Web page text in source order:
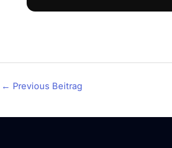
← Previous Beitrag